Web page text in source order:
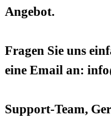
Angebot.
Fragen Sie uns
eine Email an:
Support-Team,